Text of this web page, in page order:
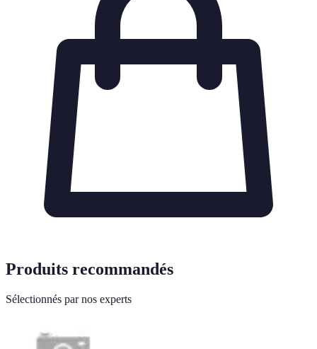
Produits recommandés
Sélectionnés par nos experts